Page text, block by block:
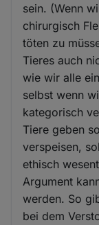
sein. (Wenn
chirurgisch
töten zu
Tieres auch
wie wir alle
selbst wenn
kategorisch
Tiere geben
verspeisen,
ethisch
Argument
werden. So
bei dem